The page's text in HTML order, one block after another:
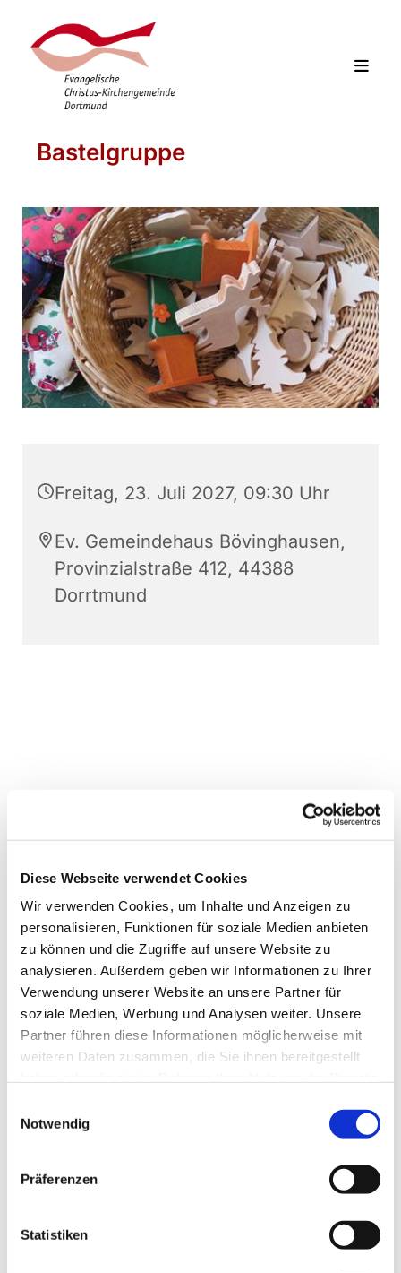
Diese Webseite verwendet Cookies
Wir verwenden Cookies, um Inhalte und Anzeigen zu
personalisieren, Funktionen für soziale Medien anbieten
zu können und die Zugriffe auf unsere Website zu
analysieren. Außerdem geben wir Informationen zu Ihrer
Verwendung unserer Website an unsere Partner für
soziale Medien, Werbung und Analysen weiter. Unsere
Partner führen diese Informationen möglicherweise mit
weiteren Daten zusammen, die Sie ihnen bereitgestellt
Notwendig
Präferenzen
Statistiken
Bastelgruppe
Freitag, 23. Juli 2027, 09:30 Uhr
Ev. Gemeindehaus Bövinghausen,
Provinzialstraße 412, 44388
Dorrtmund
Dies könnte Sie auch